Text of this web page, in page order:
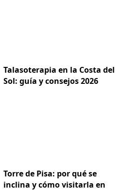
Talasoterapia en la Costa del
Sol: guía y consejos 2026
Torre de Pisa: por qué se
inclina y cómo visitarla en